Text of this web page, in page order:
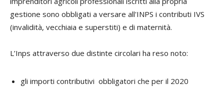
gestione sono obbligati a versare all'INPS i contributi IVS
(invalidità, vecchiaia e superstiti) e di maternità.
L’Inps attraverso due distinte circolari ha reso noto:
gli importi contributivi obbligatori che per il 2020